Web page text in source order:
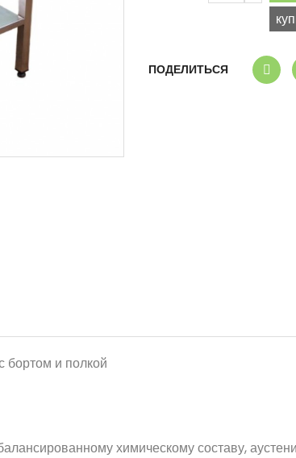
ПОДЕЛИТЬСЯ
бортом и полкой
химическому составу,